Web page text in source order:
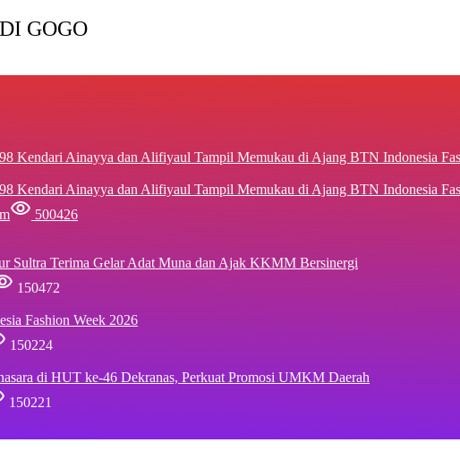
GOGO
Kendari Ainayya dan Alifiyaul Tampil Memukau di Ajang BTN Indonesia
500426
Sultra Terima Gelar Adat Muna dan Ajak KKMM Bersinergi
150472
Fashion Week 2026
150224
di HUT ke-46 Dekranas, Perkuat Promosi UMKM Daerah
150221